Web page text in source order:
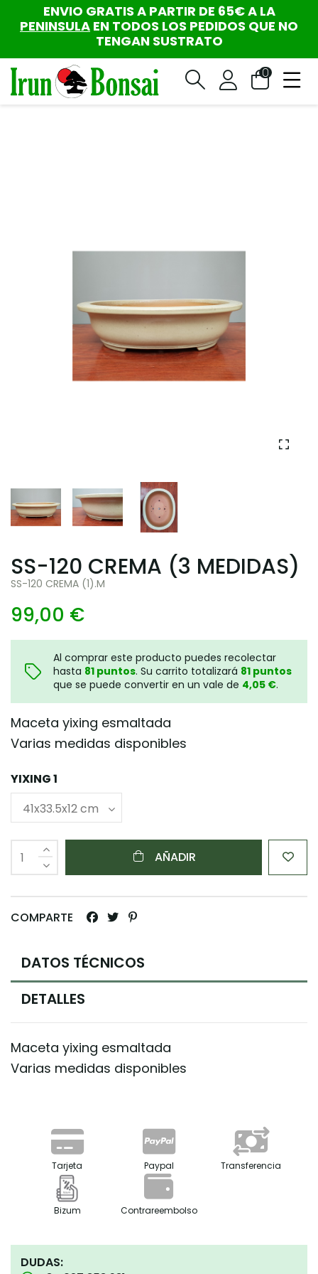
ENVIO GRATIS A PARTIR DE 65€ A LA
PENINSULA EN TODOS LOS PEDIDOS QUE NO
TENGAN SUSTRATO
0
SS-120 CREMA (3 MEDIDAS)
SS-120 CREMA (1).M
99,00 €
Al comprar este producto puedes recolectar
hasta 81 puntos. Su carrito totalizará 81 puntos
que se puede convertir en un vale de 4,05 €.
Maceta yixing esmaltada
Varias medidas disponibles
YIXING 1
AÑADIR
COMPARTE
DATOS TÉCNICOS
DETALLES
Maceta yixing esmaltada
Varias medidas disponibles
Tarjeta Paypal Transferencia
Bizum Contrareembolso
DUDAS: